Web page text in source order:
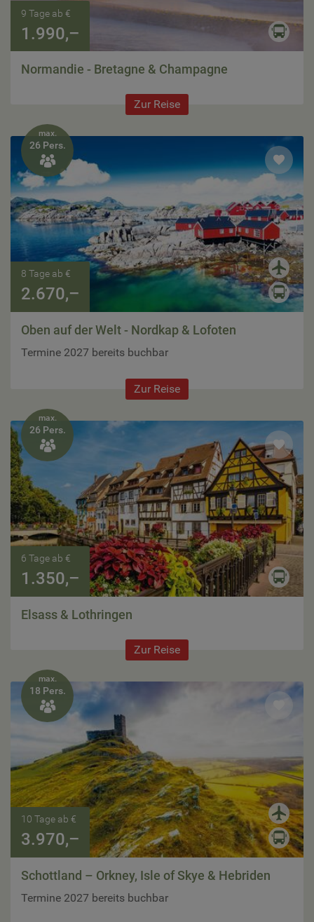
9 Tage ab €
1.990,–
Normandie - Bretagne & Champagne
Zur Reise
max.
26 Pers.

8 Tage ab €
2.670,–
Oben auf der Welt - Nordkap & Lofoten
Termine 2027 bereits buchbar
Zur Reise
max.
26 Pers.

6 Tage ab €
1.350,–
Elsass & Lothringen
Zur Reise
max.
18 Pers.

10 Tage ab €
3.970,–
Schottland – Orkney, Isle of Skye & Hebriden
Termine 2027 bereits buchbar